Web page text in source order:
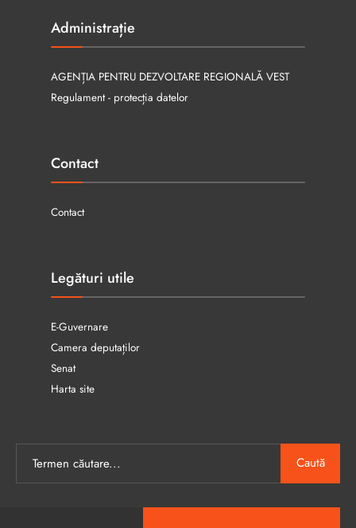
Administrație
AGENȚIA PENTRU DEZVOLTARE REGIONALĂ VEST
Regulament - protecția datelor
Contact
Contact
Legături utile
E-Guvernare
Camera deputaților
Senat
Harta site
Caută